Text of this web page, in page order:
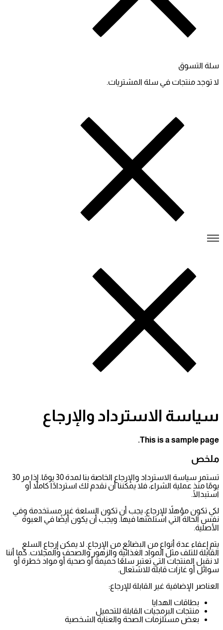
سلة التسوق
لا توجد منتجات في سلة المشتريات.
سياسة الاسترداد والإرجاع
This is a sample page.
ملخص
تستمر سياسة الاسترداد والإرجاع الخاصة بنا لمدة 30 يومًا. إذا مر 30
يومًا منذ عملية الشراء، فلا يمكننا أن نقدم لك استردادًا كاملاً أو
استبدالًا.
لكي تكون مؤهلاً للإرجاع، يجب أن تكون السلعة غير مستخدمة وفي
نفس الحالة التي استلمتها فيها. ويجب أن يكون أيضًا في العبوة
الأصلية.
يتم إعفاء عدة أنواع من البضائع من الإرجاع. لا يمكن إرجاع السلع
القابلة للتلف مثل المواد الغذائية والزهور والصحف والمجلات. كما أننا
لا نقبل المنتجات التي تعتبر سلعًا حميمة أو صحية أو مواد خطرة أو
سوائل أو غازات قابلة للاشتعال.
العناصر الإضافية غير القابلة للإرجاع:
بطاقات الهدايا
منتجات البرمجيات القابلة للتحميل
بعض مستلزمات الصحة والعناية الشخصية